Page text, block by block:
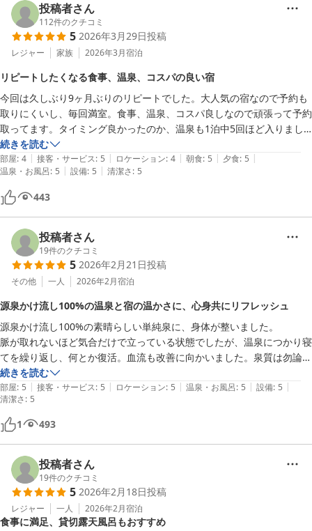
投稿者さん
112件のクチコミ
5 2026年3月29日投稿
レジャー 家族 2026年3月宿泊
リピートしたくなる食事、温泉、コスパの良い宿
今回は久しぶり9ヶ月ぶりのリピートでした。大人気の宿なので予約も
取りにくいし、毎回満室。食事、温泉、コスパ良しなので頑張って予約
取ってます。タイミング良かったのか、温泉も1泊中5回ほど入りまし
たが、内湯も独泉でスムーズに利用出来ました。いつも、綺麗に掃除し
てあり廊下や脱衣所もストーブあったり、ビニール袋が置いてあったり
快適に過ごす事が出来ました。駐車場も、建物前、後とありますが駅も
徒歩圏内なので電車利用も可能です。アメニティも揃っています。冷蔵
庫部屋にあるので酒屋さんで美味しいお酒購入して食事時に持ち込む事
も出来ます。又利用したいと思います。
続きを読む
部屋: 4 | 接客・サービス: 5 | ロケーション: 4 | 朝食: 5 | 夕食: 5 |
温泉・お風呂: 5 | 設備: 5 | 清潔さ: 5
443
投稿者さん
19件のクチコミ
5 2026年2月21日投稿
その他 一人 2026年2月宿泊
源泉かけ流し100%の温泉と宿の温かさに、心身共にリフレッシュ
源泉かけ流し100%の素晴らしい単純泉に、身体が整いました。
脈が取れないほど気合だけで立っている状態でしたが、温泉につかり寝
てを繰り返し、何とか復活。血流も改善に向かいました。泉質は勿論で
すが、お宿の雰囲気やスタッフさんの温かさ、室内の清潔さもあると思
います。
湯治目的で泊っているので、お昼からすぐ露天風呂に入浴。冬の空気を
感じながら、熱々に包まれる至福の時間は、何ものにも代えがたく生き
返ります。
日が暮れると札の「入浴中」の赤字が見えにくく、近くまで行かないと
読めません。どなたかが札を横に倒して置かれおり、これは遠目からで
も分かりやすく、早速、それにならいました。多分、若者以外はこちら
の方が便利かと笑
続きを読む
部屋: 5 | 接客・サービス: 5 | ロケーション: 5 | 温泉・お風呂: 5 | 設備: 5 |
清潔さ: 5
1 493
投稿者さん
19件のクチコミ
5 2026年2月18日投稿
レジャー 一人 2026年2月宿泊
食事に満足、貸切露天風呂もおすすめ